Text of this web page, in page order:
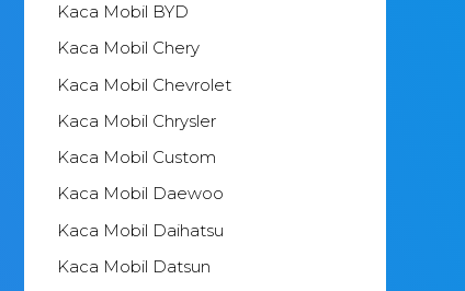
Kaca Mobil BYD
Kaca Mobil Chery
Kaca Mobil Chevrolet
Kaca Mobil Chrysler
Kaca Mobil Custom
Kaca Mobil Daewoo
Kaca Mobil Daihatsu
Kaca Mobil Datsun